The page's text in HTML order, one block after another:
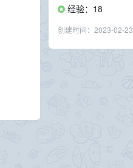
经验：18
创建时间： 2023-02-23